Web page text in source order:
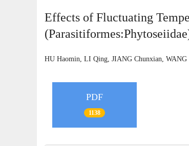
Effects of Fluctuating
HU Haomin, LI Qing, JIANG Chunxian,
PDF
1138